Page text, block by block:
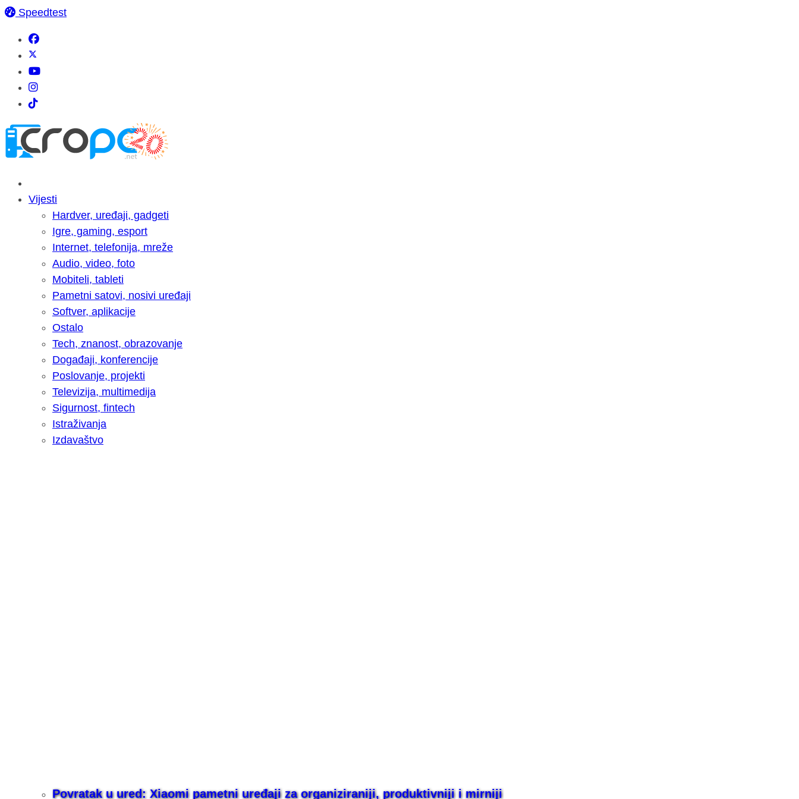
Speedtest
Vijesti
Hardver, uređaji, gadgeti
Igre, gaming, esport
Internet, telefonija, mreže
Audio, video, foto
Mobiteli, tableti
Pametni satovi, nosivi uređaji
Softver, aplikacije
Ostalo
Tech, znanost, obrazovanje
Događaji, konferencije
Poslovanje, projekti
Televizija, multimedija
Sigurnost, fintech
Istraživanja
Izdavaštvo
Povratak u ured: Xiaomi pametni uređaji za organiziraniji, produktivniji i mirniji